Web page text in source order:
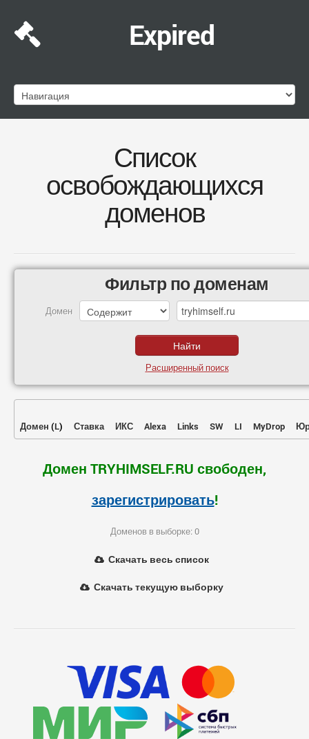
Expired
Список
освобождающихся
доменов
Фильтр по доменам
Домен
Расширенный поиск
Домен (L) Ставка ИКС Alexa Links SW LI MyDrop
Домен TRYHIMSELF.RU свободен,
зарегистрировать!
Доменов в выборке: 0
Скачать весь список
Скачать текущую выборку